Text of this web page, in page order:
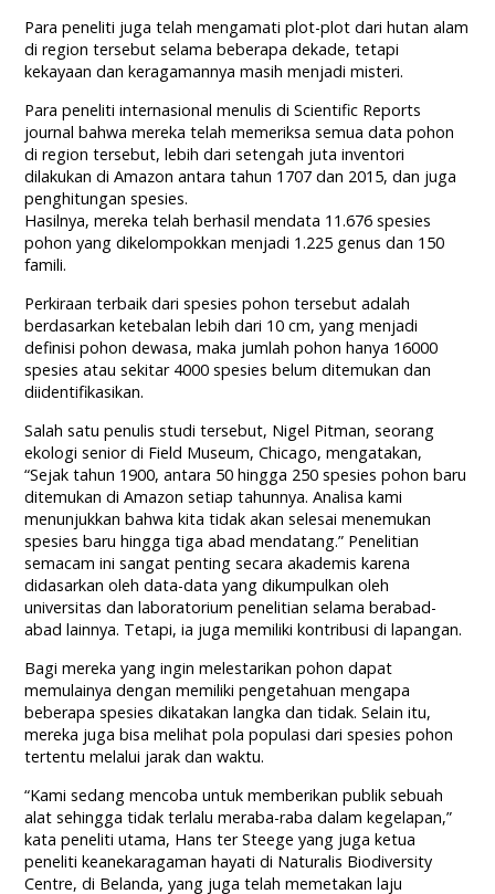
Para peneliti juga telah mengamati plot-plot dari hutan alam
di region tersebut selama beberapa dekade, tetapi
kekayaan dan keragamannya masih menjadi misteri.
Para peneliti internasional menulis di Scientific Reports
journal bahwa mereka telah memeriksa semua data pohon
di region tersebut, lebih dari setengah juta inventori
dilakukan di Amazon antara tahun 1707 dan 2015, dan juga
penghitungan spesies.
Hasilnya, mereka telah berhasil mendata 11.676 spesies
pohon yang dikelompokkan menjadi 1.225 genus dan 150
famili.
Perkiraan terbaik dari spesies pohon tersebut adalah
berdasarkan ketebalan lebih dari 10 cm, yang menjadi
definisi pohon dewasa, maka jumlah pohon hanya 16000
spesies atau sekitar 4000 spesies belum ditemukan dan
diidentifikasikan.
Salah satu penulis studi tersebut, Nigel Pitman, seorang
ekologi senior di Field Museum, Chicago, mengatakan,
“Sejak tahun 1900, antara 50 hingga 250 spesies pohon baru
ditemukan di Amazon setiap tahunnya. Analisa kami
menunjukkan bahwa kita tidak akan selesai menemukan
spesies baru hingga tiga abad mendatang.” Penelitian
semacam ini sangat penting secara akademis karena
didasarkan oleh data-data yang dikumpulkan oleh
universitas dan laboratorium penelitian selama berabad-
abad lainnya. Tetapi, ia juga memiliki kontribusi di lapangan.
Bagi mereka yang ingin melestarikan pohon dapat
memulainya dengan memiliki pengetahuan mengapa
beberapa spesies dikatakan langka dan tidak. Selain itu,
mereka juga bisa melihat pola populasi dari spesies pohon
tertentu melalui jarak dan waktu.
“Kami sedang mencoba untuk memberikan publik sebuah
alat sehingga tidak terlalu meraba-raba dalam kegelapan,”
kata peneliti utama, Hans ter Steege yang juga ketua
peneliti keanekaragaman hayati di Naturalis Biodiversity
Centre, di Belanda, yang juga telah memetakan laju